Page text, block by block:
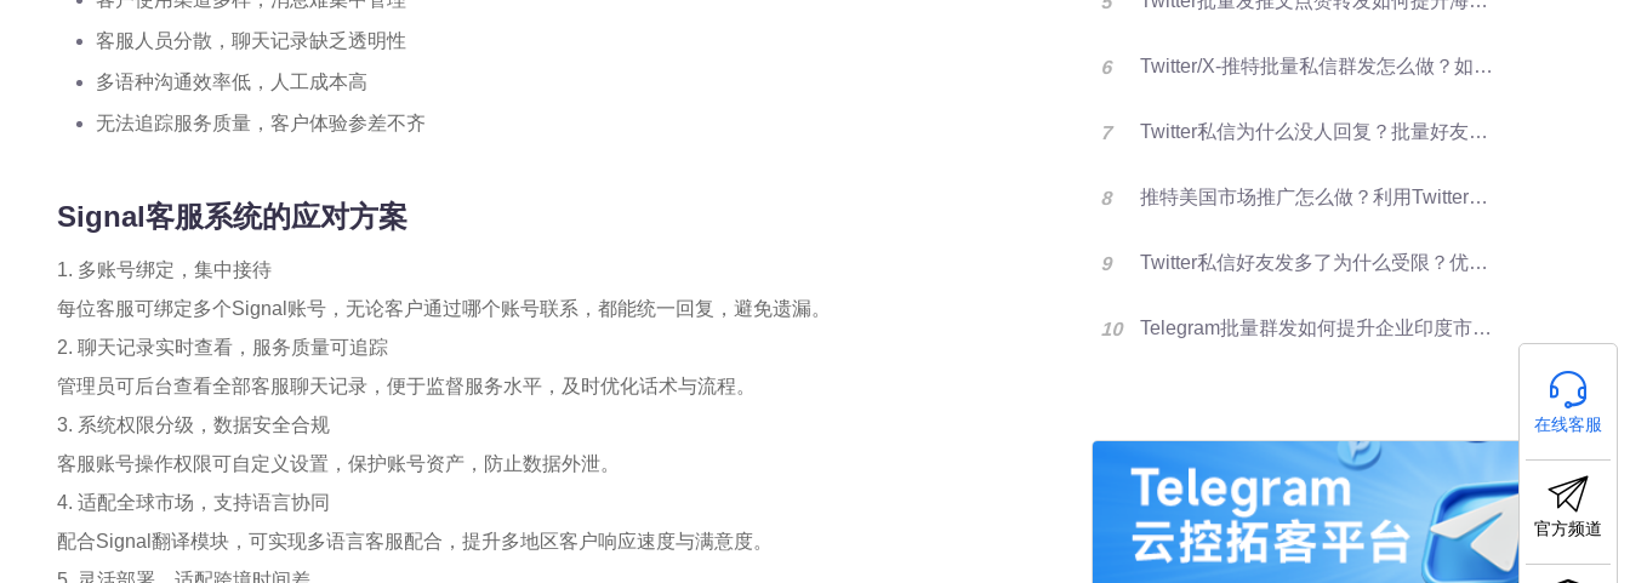
客服人员分散，聊天记录缺乏透明性
多语种沟通效率低，人工成本高
无法追踪服务质量，客户体验参差不齐
Signal客服系统的应对方案
1. 多账号绑定，集中接待
每位客服可绑定多个Signal账号，无论客户通过哪个账号联系，都能统一回复，避免遗漏。
2. 聊天记录实时查看，服务质量可追踪
管理员可后台查看全部客服聊天记录，便于监督服务水平，及时优化话术与流程。
3. 系统权限分级，数据安全合规
客服账号操作权限可自定义设置，保护账号资产，防止数据外泄。
4. 适配全球市场，支持语言协同
配合Signal翻译模块，可实现多语言客服配合，提升多地区客户响应速度与满意度。
Twitter/X-推特批量私信群发怎么做？如何提升推特转化率？
Twitter私信为什么没人回复？批量好友群发优化X营销效果的方法
推特美国市场推广怎么做？利用Twitter好友资源进行批量群发提升客户开发效率
Twitter私信好友发多了为什么受限？优化群发营销方法
Telegram批量群发如何提升企业印度市场获客效率
在线客服
官方频道